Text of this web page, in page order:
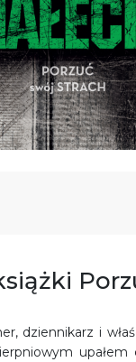
dziennikarz i